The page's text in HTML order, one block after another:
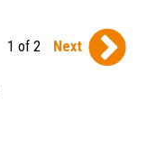
1 of 2 Next